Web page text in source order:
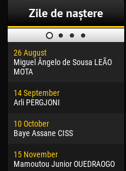
Zile de naștere
26 August
Miguel Ângelo de Sousa LEÃO
MOTA
14 September
Arli PERGJONI
10 October
Baye Assane CISS
15 November
Mamoutou Junior OUEDRAOGO